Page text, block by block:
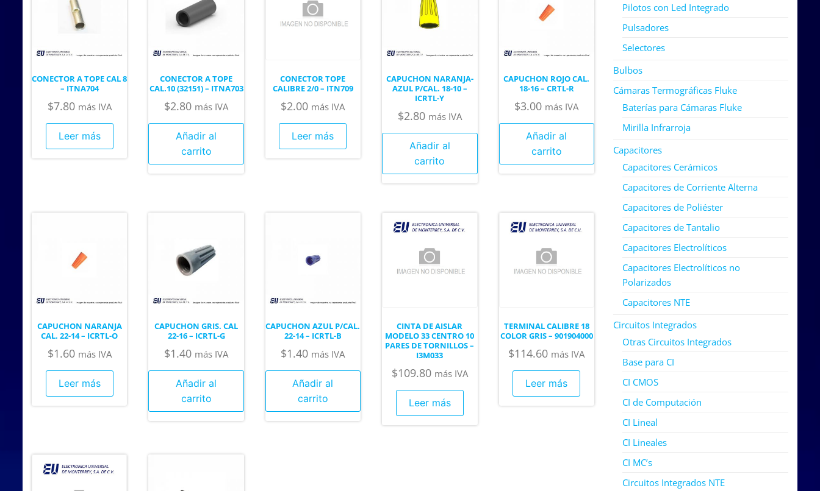
CONECTOR A TOPE CAL 8
– ITNA704
$7.80 más IVA
Leer más
CONECTOR A TOPE
CAL.10 (32151) – ITNA703
$2.80 más IVA
Añadir al
carrito
CONECTOR TOPE
CALIBRE 2/0 – ITN709
$2.00 más IVA
Leer más
CAPUCHON NARANJA-
AZUL P/CAL. 18-10 –
ICRTL-Y
$2.80 más IVA
Añadir al
carrito
CAPUCHON ROJO CAL.
18-16 – CRTL-R
$3.00 más IVA
Añadir al
carrito
CAPUCHON NARANJA
CAL. 22-14 – ICRTL-O
$1.60 más IVA
Leer más
CAPUCHON GRIS. CAL
22-16 – ICRTL-G
$1.40 más IVA
Añadir al
carrito
CAPUCHON AZUL P/CAL.
22-14 – ICRTL-B
$1.40 más IVA
Añadir al
carrito
CINTA DE AISLAR
MODELO 33 CENTRO 10
PARES DE TORNILLOS –
I3M033
$109.80 más IVA
Leer más
TERMINAL CALIBRE 18
COLOR GRIS – 901904000
$114.60 más IVA
Leer más
Pilotos con Led Integrado
Pulsadores
Selectores
Bulbos
Cámaras Termográficas Fluke
Baterías para Cámaras Fluke
Mirilla Infrarroja
Capacitores
Capacitores Cerámicos
Capacitores de Corriente Alterna
Capacitores de Poliéster
Capacitores de Tantalio
Capacitores Electrolíticos
Capacitores Electrolíticos no
Polarizados
Capacitores NTE
Circuitos Integrados
Otras Circuitos Integrados
Base para CI
CI CMOS
CI de Computación
CI Lineal
CI Lineales
CI MC’s
Circuitos Integrados NTE